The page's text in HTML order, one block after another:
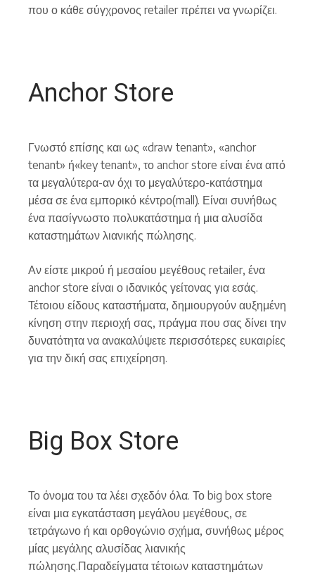
που ο κάθε σύγχρονος retailer πρέπει να γνωρίζει.
Anchor Store
Γνωστό επίσης και ως «draw tenant», «anchor
tenant» ή«key tenant», το anchor store είναι ένα από
τα μεγαλύτερα-αν όχι το μεγαλύτερο-κατάστημα
μέσα σε ένα εμπορικό κέντρο(mall). Είναι συνήθως
ένα πασίγνωστο πολυκατάστημα ή μια αλυσίδα
καταστημάτων λιανικής πώλησης.
Αν είστε μικρού ή μεσαίου μεγέθους retailer, ένα
anchor store είναι ο ιδανικός γείτονας για εσάς.
Τέτοιου είδους καταστήματα, δημιουργούν αυξημένη
κίνηση στην περιοχή σας, πράγμα που σας δίνει την
δυνατότητα να ανακαλύψετε περισσότερες ευκαιρίες
για την δική σας επιχείρηση.
Big Box Store
Το όνομα του τα λέει σχεδόν όλα. Το big box store
είναι μια εγκατάσταση μεγάλου μεγέθους, σε
τετράγωνο ή και ορθογώνιο σχήμα, συνήθως μέρος
μίας μεγάλης αλυσίδας λιανικής
πώλησης.Παραδείγματα τέτοιων καταστημάτων